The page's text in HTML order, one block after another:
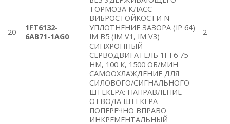
20
1FT6132-
6AB71-1AG0
ТОРМОЗА КЛАСС
ВИБРОСТОЙКОСТИ N
УПЛОТНЕНИЕ ЗАЗОРА (IP 64)
IM B5 (IM V1, IM V3)
СИНХРОННЫЙ
СЕРВОДВИГАТЕЛЬ 1FT6 75
HM, 100 К, 1500 ОБ/МИН
САМООХЛАЖДЕНИЕ ДЛЯ
СИЛОВОГО/СИГНАЛЬНОГО
ШТЕКЕРА: НАПРАВЛЕНИЕ
ОТВОДА ШТЕКЕРА
ПОПЕРЕЧНО ВПРАВО
ИНКРЕМЕНТАЛЬНЫЙ
2